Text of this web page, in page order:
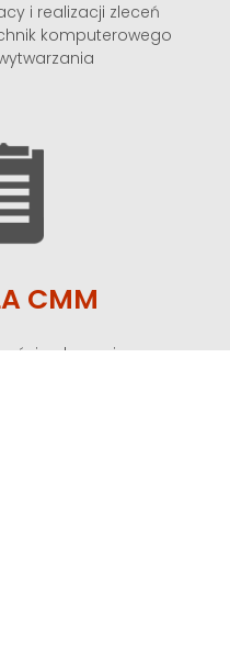
i realizacji zleceń
komputerowego
CMM
wykonania